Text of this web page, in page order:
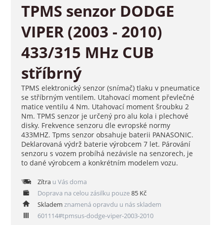
TPMS senzor DODGE
VIPER (2003 - 2010)
433/315 MHz CUB
stříbrný
TPMS elektronický senzor (snímač) tlaku v pneumatice
se stříbrným ventilem. Utahovací moment převlečné
matice ventilu 4 Nm. Utahovací moment šroubku 2
Nm. TPMS senzor je určený pro alu kola i plechové
disky. Frekvence senzoru dle evropské normy
433MHZ. Tpms senzor obsahuje baterii PANASONIC.
Deklarovaná výdrž baterie výrobcem 7 let. Párování
senzoru s vozem probíhá nezávisle na senzorech, je
to dané výrobcem a konkrétním modelem vozu.
Zítrau Vás doma
Doprava na celou zásilku pouze85 Kč
Skladem znamená opravdu u nás skladem
601114#tpmsus-dodge-viper-2003-2010